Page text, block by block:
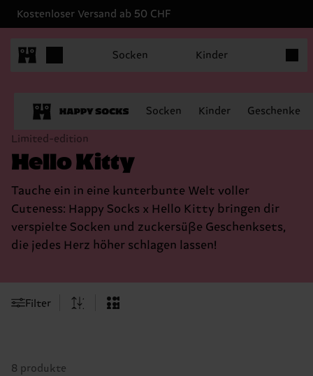
Kostenloser Versand ab 50 CHF
Socken Kinder
Socken Kinder Geschenke
Limited-edition
Hello Kitty
Tauche ein in eine kunterbunte Welt voller
Cuteness: Happy Socks x Hello Kitty bringen dir
verspielte Socken und zuckersüße Geschenksets,
die jedes Herz höher schlagen lassen!
Filter
8 produkte